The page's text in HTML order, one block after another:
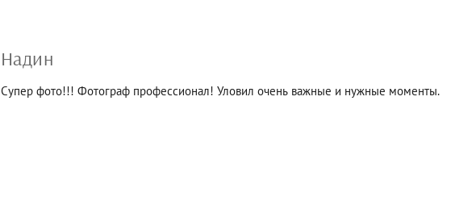
Надин
Супер фото!!! Фотограф профессионал! Уловил очень важные и нужные моменты.